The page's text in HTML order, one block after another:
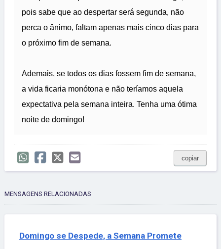
pois sabe que ao despertar será segunda, não
perca o ânimo, faltam apenas mais cinco dias para
o próximo fim de semana.
Ademais, se todos os dias fossem fim de semana,
a vida ficaria monótona e não teríamos aquela
expectativa pela semana inteira. Tenha uma ótima
noite de domingo!
copiar
MENSAGENS RELACIONADAS
Domingo se Despede, a Semana Promete